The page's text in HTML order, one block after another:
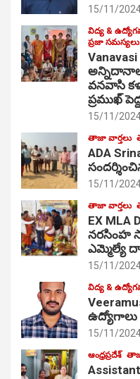
15/11/
విద్య &
ప్రజా సమస్యలు
వనవాసి
ప్రముఖ్
15/11/
తాజా వార్తలు
ADA
15/11/
తాజా వార్తలు
EX MLA
నరసింహ
ఎమ్మెల్యే
15/11/
విద్య &
ఉద్యోగాలు
15/11/
ఆంధ్రప్రదేశ్ తాజా